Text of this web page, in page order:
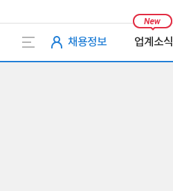
채용정보 업계소식